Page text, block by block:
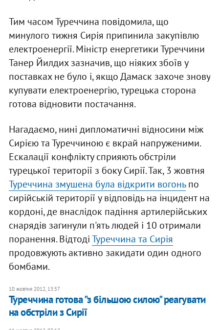
Тим часом Туреччина повідомила, що
минулого тижня Сирія припинила закупівлю
електроенергії. Міністр енергетики Туреччини
Танер Йилдих зазначив, що ніяких збоїв у
поставках не було і, якщо Дамаск захоче знову
купувати електроенергію, турецька сторона
готова відновити постачання.
Нагадаємо, нині дипломатичні відносини між
Сирією та Туреччиною є вкрай напруженими.
Ескалації конфлікту сприяють обстріли
турецької території з боку Сирії. Так, 3 жовтня
Туреччина змушена була відкрити вогоньпо
сирійській території у відповідь на інцидент на
кордоні, де внаслідок падіння артилерійських
снарядів загинули п'ять людей і 10 отримали
поранення. ВідтодіТуреччина та Сирія
продовжують активно закидати один одного
бомбами.
10 жовтня 2012, 13:57
Туреччина готова "з більшою силою" реагувати
на обстріли з Сирії